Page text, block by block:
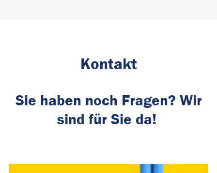
Kontakt
Sie haben noch Fragen? Wir
sind für Sie da!